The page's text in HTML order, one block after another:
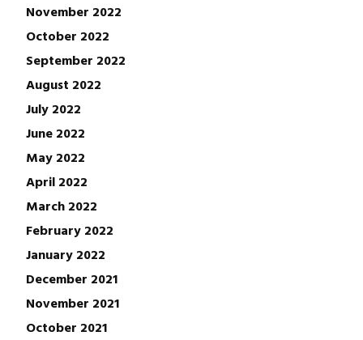
November 2022
October 2022
September 2022
August 2022
July 2022
June 2022
May 2022
April 2022
March 2022
February 2022
January 2022
December 2021
November 2021
October 2021